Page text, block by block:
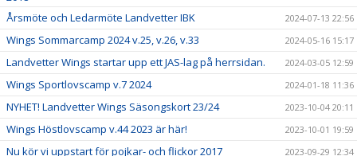
Årsmöte och Ledarmöte Landvetter IBK 2024-07-13 22:56
Wings Sommarcamp 2024 v.25, v.26, v.33 2024-05-16 15:17
Landvetter Wings startar upp ett JAS-lag på herrsidan. 2024-03-05 12:59
Wings Sportlovscamp v.7 2024 2024-01-18 11:36
NYHET! Landvetter Wings Säsongskort 23/24 2023-10-04 20:11
Wings Höstlovscamp v.44 2023 är här! 2023-10-01 19:59
Nu kör vi uppstart för pojkar- och flickor 2017 2023-09-29 12:34